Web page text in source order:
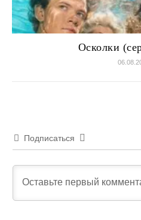
Осколки
Подписаться